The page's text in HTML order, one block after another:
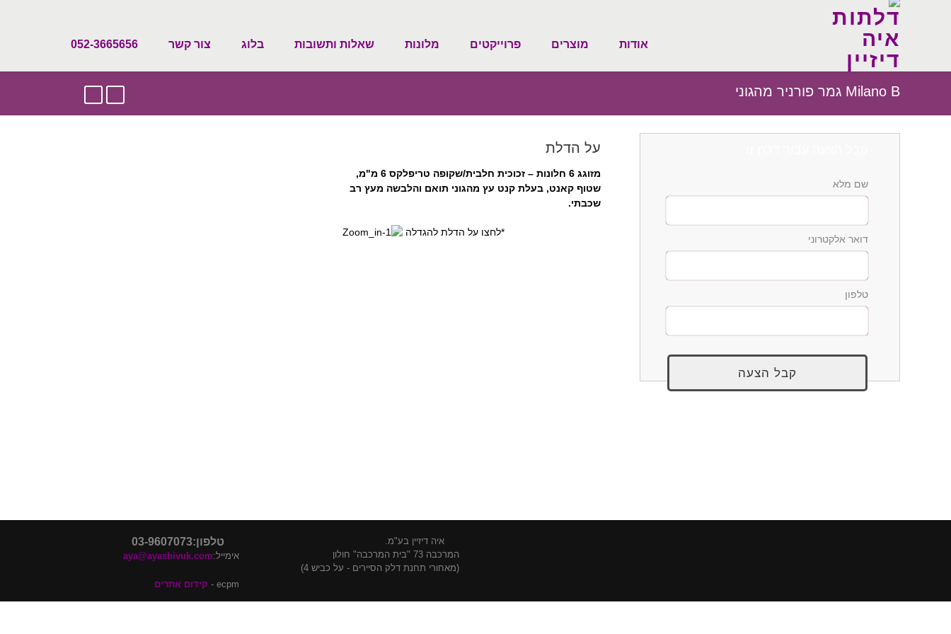
אודות מוצרים פרוייקטים מלונות שאלות ותשובות בלוג צור קשר 052-3665656
Milano B גמר פורניר מהגוני
על הדלת
מזוגג 6 חלונות – זכוכית חלבית/שקופה טריפלקס 6 מ"מ,
שטוף קאנט, בעלת קנט עץ מהגוני תואם והלבשה מעץ רב
שכבתי.
*לחצו על הדלת להגדלה
שם מלא
דואר אלקטרוני
טלפון
טלפון:03-9607073
אימייל:aya@ayashivuk.com
ecpm - קידום אתרים
איה דיזיין בע"מ.
המרכבה 73 "בית המרכבה" חולון
(מאחורי תחנת דלק הסיירים - על כביש 4)